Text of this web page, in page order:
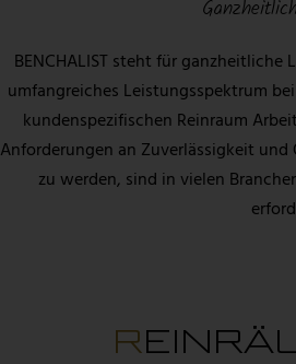
BENCHALIST steht für
umfangreiches Leistungsspektrum
kundenspezifischen Reinraum
Anforderungen an Zuverlässigkeit
zu werden, sind in vielen
REINRÄUME VON